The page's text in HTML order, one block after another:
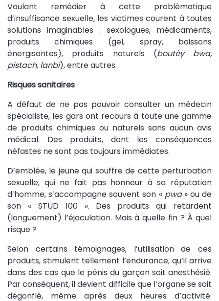
Voulant remédier à cette problématique
d’insuffisance sexuelle, les victimes courent à toutes
solutions imaginables : sexologues, médicaments,
produits chimiques (gel, spray, boissons
énergisantes), produits naturels (boutèy bwa,
pistach, lanbi), entre autres.
Risques sanitaires
A défaut de ne pas pouvoir consulter un médecin
spécialiste, les gars ont recours à toute une gamme
de produits chimiques ou naturels sans aucun avis
médical. Des produits, dont les conséquences
néfastes ne sont pas toujours immédiates.
D’emblée, le jeune qui souffre de cette perturbation
sexuelle, qui ne fait pas honneur à sa réputation
d’homme, s’accompagne souvent son « pwa» ou de
son « STUD 100 ». Des produits qui retardent
(longuement) l’éjaculation. Mais à quelle fin ? À quel
risque ?
Selon certains témoignages, l’utilisation de ces
produits, stimulent tellement l’endurance, qu’il arrive
dans des cas que le pénis du garçon soit anesthésié.
Par conséquent, il devient difficile que l’organe se soit
dégonflé, même après deux heures d’activité.